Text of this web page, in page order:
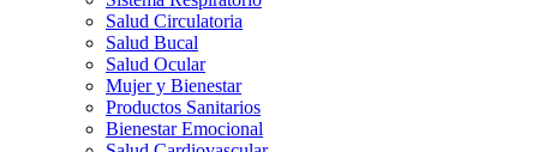
Salud Circulatoria
Salud Bucal
Salud Ocular
Mujer y Bienestar
Productos Sanitarios
Bienestar Emocional